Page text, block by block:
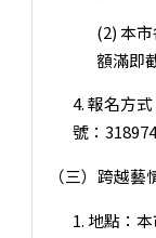
(2) 本
額滿即
4. 報名方
號：
（三）跨越
1. 地點：